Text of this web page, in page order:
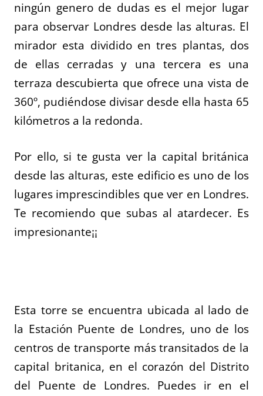
ningún genero de dudas es el mejor lugar
para observar Londres desde las alturas. El
mirador esta dividido en tres plantas, dos
de ellas cerradas y una tercera es una
terraza descubierta que ofrece una vista de
360º, pudiéndose divisar desde ella hasta 65
kilómetros a la redonda.
Por ello, si te gusta ver la capital británica
desde las alturas, este edificio es uno de los
lugares imprescindibles que ver en Londres.
Te recomiendo que subas al atardecer. Es
impresionante¡¡
Esta torre se encuentra ubicada al lado de
la Estación Puente de Londres, uno de los
centros de transporte más transitados de la
capital britanica, en el corazón del Distrito
del Puente de Londres. Puedes ir en el